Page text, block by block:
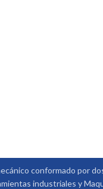
conformado por
industriales y